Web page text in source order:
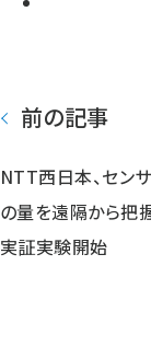
前の記事
NTT西日本、セン
の量を遠隔から把
実証実験開始